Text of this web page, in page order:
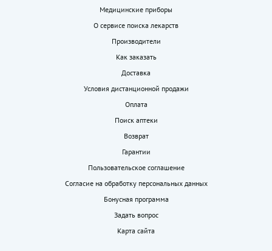
Медицинские приборы
О сервисе поиска лекарств
Производители
Как заказать
Доставка
Условия дистанционной продажи
Оплата
Поиск аптеки
Возврат
Гарантии
Пользовательское соглашение
Согласие на обработку персональных данных
Бонусная программа
Задать вопрос
Карта сайта